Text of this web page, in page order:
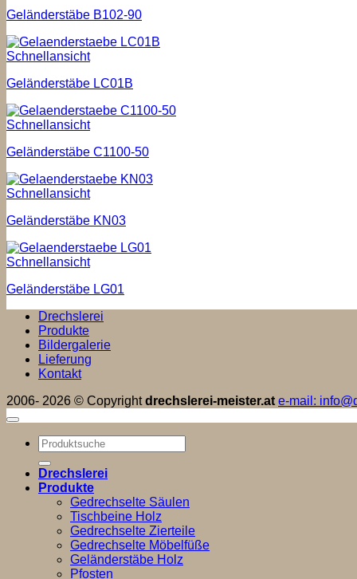
Geländerstäbe B102-90
Schnellansicht
Geländerstäbe LC01B
Schnellansicht
Geländerstäbe C1100-50
Schnellansicht
Geländerstäbe KN03
Schnellansicht
Geländerstäbe LG01
Drechslerei
Produkte
Bildergalerie
Lieferung
Kontakt
2006- 2026 © Copyrightdrechslerei-meister.at e-mail:
Suchen
nach:
Drechslerei
Produkte
Gedrechselte Säulen
Tischbeine Holz
Gedrechselte Zierteile
Gedrechselte Möbelfüße
Geländerstäbe Holz
Pfosten